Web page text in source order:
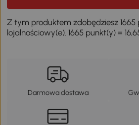
Z tym produktem zdobędziesz 1665
lojalnościowy(e). 1665 punkt(y) =
Darmowa dostawa